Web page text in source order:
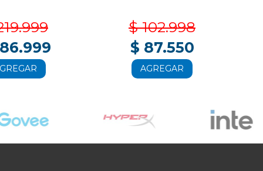
$ 102.998
$ 87.550
AGREGAR